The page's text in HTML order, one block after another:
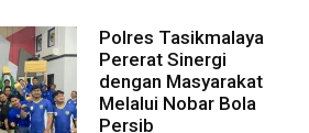
Polres Tasikmalaya
Pererat Sinergi
dengan Masyarakat
Melalui Nobar Bola
Persib